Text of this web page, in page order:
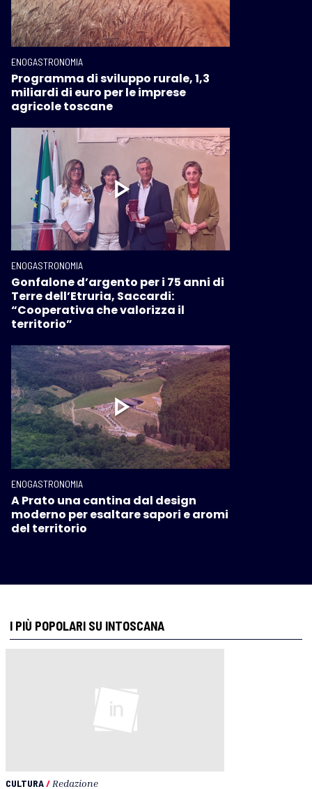
ENOGASTRONOMIA
Programma di sviluppo rurale, 1,3
miliardi di euro per le imprese
agricole toscane
ENOGASTRONOMIA
Gonfalone d’argento per i 75 anni di
Terre dell’Etruria, Saccardi:
“Cooperativa che valorizza il
territorio”
ENOGASTRONOMIA
A Prato una cantina dal design
moderno per esaltare sapori e aromi
del territorio
I PIÙ POPOLARI SU INTOSCANA
CULTURA/ Redazione